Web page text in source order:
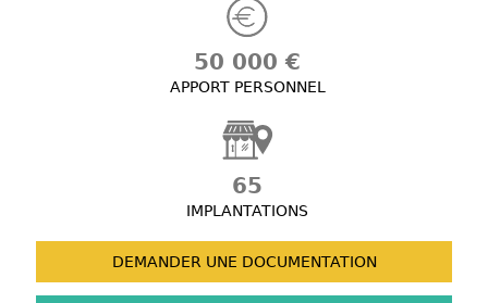
50 000 €
APPORT PERSONNEL
65
IMPLANTATIONS
DEMANDER UNE DOCUMENTATION